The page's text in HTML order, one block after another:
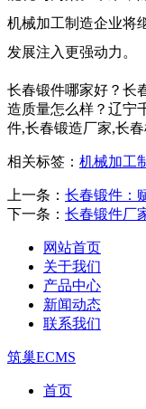
机械加工制造企业将
发展注入更强动力。
长春锻件哪家好？长
造质量怎么样？辽宁
件,长春锻造厂家,长
相关标签： 机械加工
上一条： 长春锻件：
下一条： 长春锻件厂
网站首页
关于我们
产品中心
新闻动态
联系我们
筑巢ECMS
首页